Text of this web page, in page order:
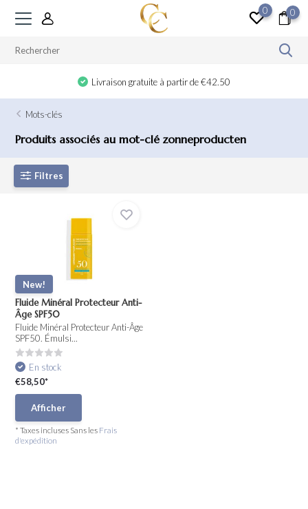
0 0
Livraison gratuite à partir de €42.50
Mots-clés
Produits associés au mot-clé zonneproducten
Filtres
New!
Fluide Minéral Protecteur Anti-
Âge SPF50
Fluide Minéral Protecteur Anti-Âge
SPF50. Émulsi...
En stock
€58,50*
Afficher
* Taxes incluses Sans les Frais
d'expédition